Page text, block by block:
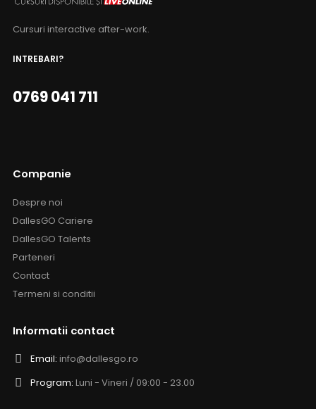
Cursuri interactive after-work.
INTREBARI?
0769 041 711
Companie
Despre noi
DallesGO Cariere
DallesGO Talents
Parteneri
Contact
Termeni si conditii
Informatii contact
Email: info@dallesgo.ro
Program: Luni - Vineri / 09:00 - 23.00